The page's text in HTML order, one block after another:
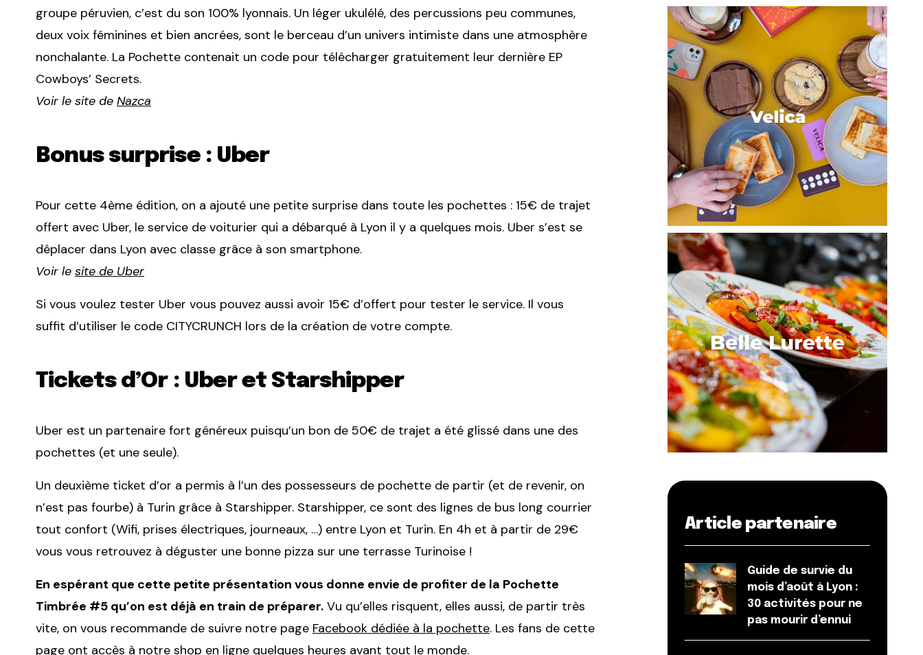
groupe péruvien, c’est du son 100% lyonnais. Un léger ukulélé, des percussions peu communes,
deux voix féminines et bien ancrées, sont le berceau d’un univers intimiste dans une atmosphère
nonchalante. La Pochette contenait un code pour télécharger gratuitement leur dernière EP
Cowboys’ Secrets.
Voir le site de Nazca
Bonus surprise : Uber
Pour cette 4ème édition, on a ajouté une petite surprise dans toute les pochettes : 15€ de trajet
offert avec Uber, le service de voiturier qui a débarqué à Lyon il y a quelques mois. Uber s’est se
déplacer dans Lyon avec classe grâce à son smartphone.
Voir le site de Uber
Si vous voulez tester Uber vous pouvez aussi avoir 15€ d’offert pour tester le service. Il vous
suffit d’utiliser le code CITYCRUNCH lors de la création de votre compte.
Tickets d’Or : Uber et Starshipper
Uber est un partenaire fort généreux puisqu’un bon de 50€ de trajet a été glissé dans une des
pochettes (et une seule).
Un deuxième ticket d’or a permis à l’un des possesseurs de pochette de partir (et de revenir, on
n’est pas fourbe) à Turin grâce à Starshipper. Starshipper, ce sont des lignes de bus long courrier
tout confort (Wifi, prises électriques, journeaux, …) entre Lyon et Turin. En 4h et à partir de 29€
vous vous retrouvez à déguster une bonne pizza sur une terrasse Turinoise !
En espérant que cette petite présentation vous donne envie de profiter de la Pochette
Timbrée #5 qu’on est déjà en train de préparer. Vu qu’elles risquent, elles aussi, de partir très
vite, on vous recommande de suivre notre page Facebook dédiée à la pochette. Les fans de cette
page ont accès à notre shop en ligne quelques heures avant tout le monde.
Article partenaire
Guide de survie du
mois d’août à Lyon :
30 activités pour ne
pas mourir d’ennui